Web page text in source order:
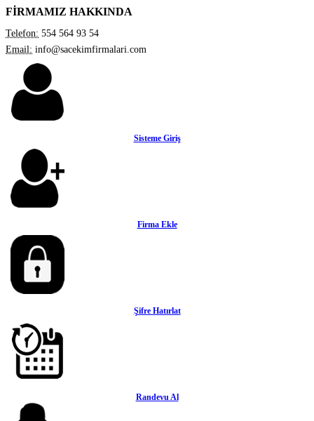
FİRMAMIZ HAKKINDA
Telefon: 554 564 93 54
Email: info@sacekimfirmalari.com
Sisteme Giriş
Firma Ekle
Şifre Hatırlat
Randevu Al